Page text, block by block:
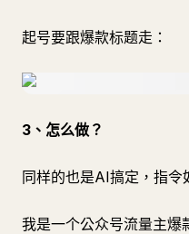
起号要跟爆款标题走：
3、怎么做？
同样的也是AI搞定，指令
我是一个公众号流量主爆